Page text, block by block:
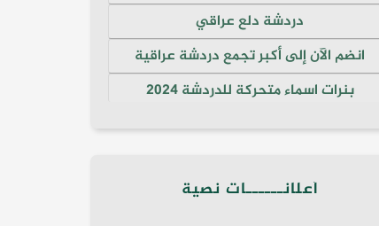
دردشة دلع عراقي
انضم الآن إلى أكبر تجمع دردشة عراقية
بنرات اسماء متحركة للدردشة 2024
أعلانــــــات نصية